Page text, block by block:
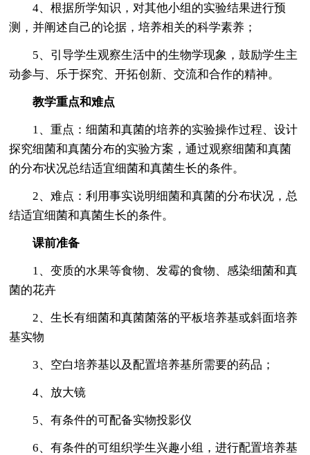
4、根据所学知识，对其他小组的实验结果进行预
测，并阐述自己的论据，培养相关的科学素养；
5、引导学生观察生活中的生物学现象，鼓励学生主
动参与、乐于探究、开拓创新、交流和合作的精神。
教学重点和难点
1、重点：细菌和真菌的培养的实验操作过程、设计
探究细菌和真菌分布的实验方案，通过观察细菌和真菌
的分布状况总结适宜细菌和真菌生长的条件。
2、难点：利用事实说明细菌和真菌的分布状况，总
结适宜细菌和真菌生长的条件。
课前准备
1、变质的水果等食物、发霉的食物、感染细菌和真
菌的花卉
2、生长有细菌和真菌菌落的平板培养基或斜面培养
基实物
3、空白培养基以及配置培养基所需要的药品；
4、放大镜
5、有条件的可配备实物投影仪
6、有条件的可组织学生兴趣小组，进行配置培养基